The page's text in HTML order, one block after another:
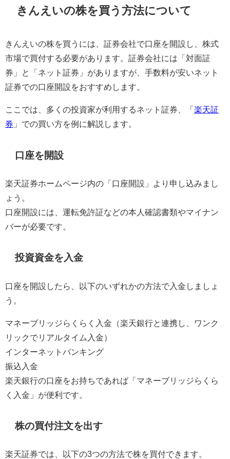
きんえいの株を買う方法について
きんえいの株を買うには、証券会社で口座を開設し、株式
市場で買付する必要があります。証券会社には「対面証
券」と「ネット証券」がありますが、手数料が安いネット
証券での口座開設をおすすめします。
ここでは、多くの投資家が利用するネット証券、「 楽天証
券 」での買い方を例に解説します。
口座を開設
楽天証券ホームページ内の「口座開設」より申し込みまし
ょう。
口座開設には、運転免許証などの本人確認書類やマイナン
バーが必要です。
投資資金を入金
口座を開設したら、以下のいずれかの方法で入金しましょ
う。
マネーブリッジらくらく入金（楽天銀行と連携し、ワンク
リックでリアルタイム入金）
インターネットバンキング
振込入金
楽天銀行の口座をお持ちであれば「マネーブリッジらくら
く入金」が便利です。
株の買付注文を出す
楽天証券では、以下の3つの方法で株を買付できます。